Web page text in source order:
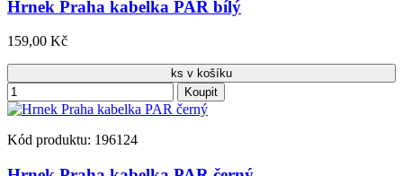
Hrnek Praha kabelka PAR bílý
159,00 Kč
ks v košíku
Koupit
Kód produktu: 196124